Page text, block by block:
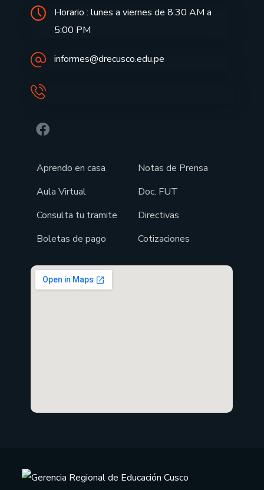
Horario : lunes a viernes de 8:30 AM a
5:00 PM
informes@drecusco.edu.pe
Aprendo en casa
Aula Virtual
Consulta tu tramite
Boletas de pago
Notas de Prensa
Doc. FUT
Directivas
Cotizaciones